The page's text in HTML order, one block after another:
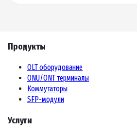
Продукты
OLT оборудование
ONU/ONT терминалы
Коммутаторы
SFP-модули
Услуги